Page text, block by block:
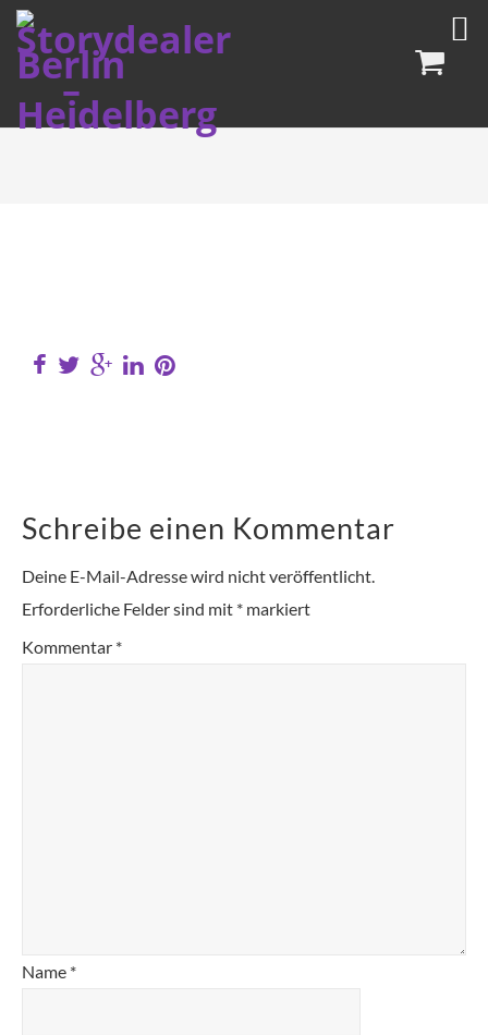
Schreibe einen Kommentar
Deine E-Mail-Adresse wird nicht veröffentlicht.
Erforderliche Felder sind mit * markiert
Kommentar *
Name *